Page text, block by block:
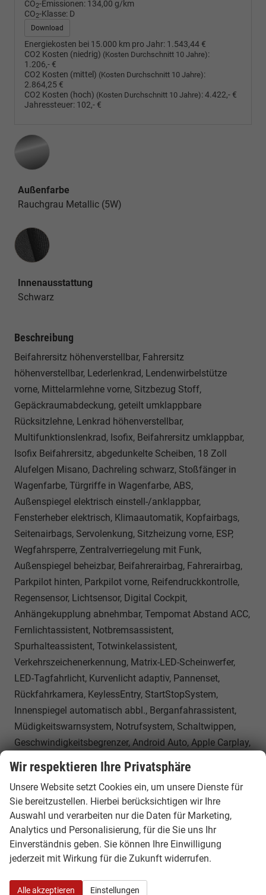
CO2-Emissionen: 134,00 g/km
CO2-Klasse: D
Download
Energiekosten bei 15.000 km pro Jahr: 1.543,44 €
CO2 Kosten (niedrig) (Kosten Durchschnitt 10 Jahre):
1.206,- €
CO2 Kosten (mittel) (Kosten Durchschnitt 10 Jahre):
2.864,25 €
CO2 Kosten (hoch) (Kosten Durchschnitt 10 Jahre):4.422,- €
Jahressteuer: 102,- €
Außenfarbe
Rauchgrau Metallic (5W)
Innenausstattung
Innenausstattung
Schwarz
Beschreibung
Beifahrersitz höhenverstellbar, Fahrersitz
höhenverstellbar, Lederlenkrad, Lendenwirbelstütze
vorne, Mittelarmlehne vorne, Sitzbezug Stoff,
Gepäckraumabdeckung, geteilt umklappbare
Rücksitzlehne, Lenkrad höhenverstellbar,
Multifunktionslenkrad, Isofix, Beifahrersitz umklappbar,
Isofix Beifahrersitz, abgedunkelte Scheiben, 18 Zoll
Alufelgen Misano, Dachreling schwarz, Stoßfänger in
Wagenfarbe, Türgriffe in Wagenfarbe, ABS,
Außenspiegel elektrisch einstell-/anklappbar,
Fensterheber elektrisch, Klimaautomatik, Kopfairbags,
Seitenairbags, Servolenkung, Sitzheizung vorne, ESP,
Wegfahrsperre, Zentralverriegelung mit Funk,
Außenspiegel beheizbar, Beifahrerairbag, Fahrerairbag,
Parkpilot hinten, Parkpilot vorne, Reifendruckkontrolle,
Regensensor, Lichtsensor, Digital Cockpit,
Anhängekupplung abnehmbar, Tempomat Abstand ACC,
Fernlichtassistent, Notbremsassistent,
Spurhalteassistent, Totwinkelassistent,
Verkehrszeichenerkennung, Matrix-LED-Scheinwerfer,
LED-Tagfahrlicht, Kurvenlicht adaptiv, Pannenset,
Rückfahrkamera, KeylessEntry, StartStopSystem,
Innenspiegel automatisch abbl., Berganfahrassistent,
Müdigkeitswarnsystem, Notrufsystem, Schaltwippen,
Geschwindigkeitsbegrenzer, Android Auto, Apple Carplay,
Touchscreen, USB, Radio DAB, Bluetooth, Bordcomputer,
Navigationssystem Discover Media, Travel Assist,
Stauassistent, 4 Jahre bis max. 80.000km
Herstellergarantie, App-Connect Wireless, LED-
Rückleuchten,
Sonstiges
Erstzulassung
Wir respektieren Ihre Privatsphäre
Unsere Website setzt Cookies ein, um unsere Dienste für
Sie bereitzustellen. Hierbei berücksichtigen wir Ihre
Auswahl und verarbeiten nur die Daten für Marketing,
Analytics und Personalisierung, für die Sie uns Ihr
Einverständnis geben. Sie können Ihre Einwilligung
jederzeit mit Wirkung für die Zukunft widerrufen.
Alle akzeptieren Einstellungen